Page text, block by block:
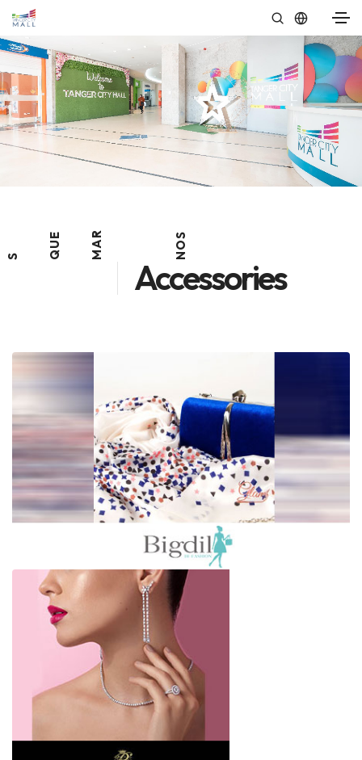
N
O
S
M
A
R
Q
U
E
S
Accessories